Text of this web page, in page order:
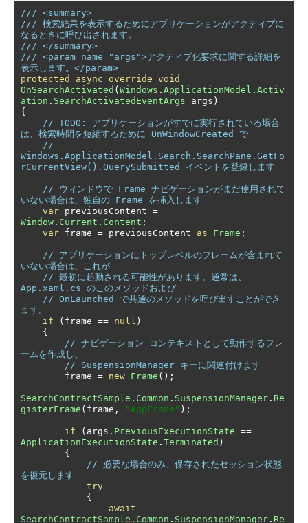
/// <summary>
/// 検索結果を表示するためにアプリケーションがアクティブに
なるときに呼び出されます。
/// </summary>
/// <param name="args">アクティブ化要求に関する詳細を
表示します。</param>
protected
async override void
OnSearchActivated ( Windows . ApplicationModel . Activ
ation . SearchActivatedEventArgs args )
{
// TODO: アプリケーションがすでに実行されている場合
は、検索時間を短縮するために OnWindowCreated で
//
Windows.ApplicationModel.Search.SearchPane.GetFo
rCurrentView().QuerySubmitted イベントを登録します
// ウィンドウで Frame ナビゲーションがまだ使用されて
いない場合は、独自の Frame を挿入します
var previousContent =
Window . Current . Content ;
var frame = previousContent as Frame ;
// アプリケーションにトップレベルのフレームが含まれて
いない場合は、これが
// 最初に起動される可能性があります。通常は、
App.xaml.cs のこのメソッドおよび
// OnLaunched で共通のメソッドを呼び出すことができ
ます。
if
( frame == null )
{
// ナビゲーション コンテキストとして動作するフレ
ームを作成し、
// SuspensionManager キーに関連付けます
        frame
= new Frame ();
SearchContractSample . Common . SuspensionManager . Re
gisterFrame ( frame , "AppFrame" );
if ( args . PreviousExecutionState ==
ApplicationExecutionState . Terminated )
{
// 必要な場合のみ、保存されたセッション状態
を復元します
try
{
await
SearchContractSample . Common . SuspensionManager . Re